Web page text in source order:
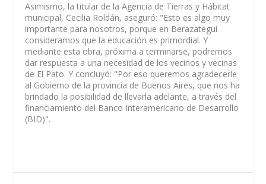
Asimismo, la titular de la Agencia de Tierras y Hábitat
municipal, Cecilia Roldán, aseguró: "Esto es algo muy
importante para nosotros, porque en Berazategui
consideramos que la educación es primordial. Y
mediante esta obra, próxima a terminarse, podremos
dar respuesta a una necesidad de los vecinos y vecinas
de El Pato. Y concluyó: "Por eso queremos agradecerle
al Gobierno de la provincia de Buenos Aires, que nos ha
brindado la posibilidad de llevarla adelante, a través del
financiamiento del Banco Interamericano de Desarrollo
(BID)".